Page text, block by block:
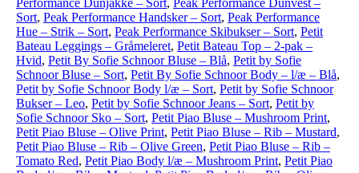
Performance Dunjakke – Sort, Peak Performance Dunvest –
Sort, Peak Performance Handsker – Sort, Peak Performance
Hue – Strik – Sort, Peak Performance Skibukser – Sort, Petit
Bateau Leggings – Gråmeleret, Petit Bateau Top – 2-pak –
Hvid, Petit By Sofie Schnoor Bluse – Blå, Petit by Sofie
Schnoor Bluse – Sort, Petit By Sofie Schnoor Body – l/æ – Blå,
Petit by Sofie Schnoor Body l/æ – Sort, Petit by Sofie Schnoor
Bukser – Leo, Petit by Sofie Schnoor Jeans – Sort, Petit by
Sofie Schnoor Sko – Sort, Petit Piao Bluse – Mushroom Print,
Petit Piao Bluse – Olive Print, Petit Piao Bluse – Rib – Mustard,
Petit Piao Bluse – Rib – Olive Green, Petit Piao Bluse – Rib –
Tomato Red, Petit Piao Body l/æ – Mushroom Print, Petit Piao